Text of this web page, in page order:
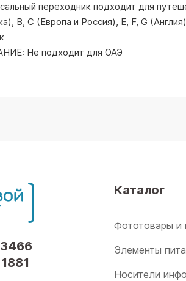
переходник подходит для
В, С (Европа и Россия), E, F, G
Не подходит для ОАЭ
Каталог
Фототовары и
Элементы
Носители